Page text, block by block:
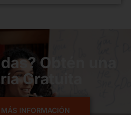
Obtén una
Gratuita
MÁS INFORMACIÓN